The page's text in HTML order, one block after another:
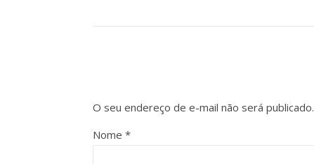
O seu endereço de e-mail não será publicado.
Nome *